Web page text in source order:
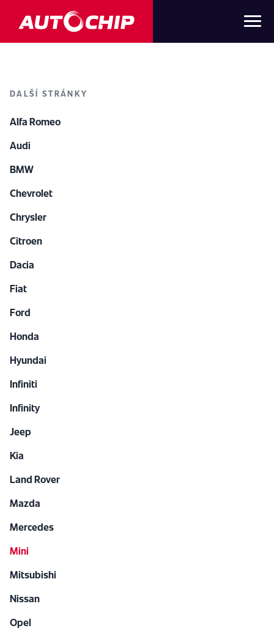
DALŠÍ STRÁNKY
Alfa Romeo
Audi
BMW
Chevrolet
Chrysler
Citroen
Dacia
Fiat
Ford
Honda
Hyundai
Infiniti
Infinity
Jeep
Kia
Land Rover
Mazda
Mercedes
Mini
Mitsubishi
Nissan
Opel